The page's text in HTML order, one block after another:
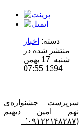
دسته: اخبار
منتشر شده در
شنبه, 17 بهمن
1394 07:55
سرپرست جشنواره‌ی
نهم امین دیهیم
(۰۹۱۲۲۱۴۸۲۸۷)